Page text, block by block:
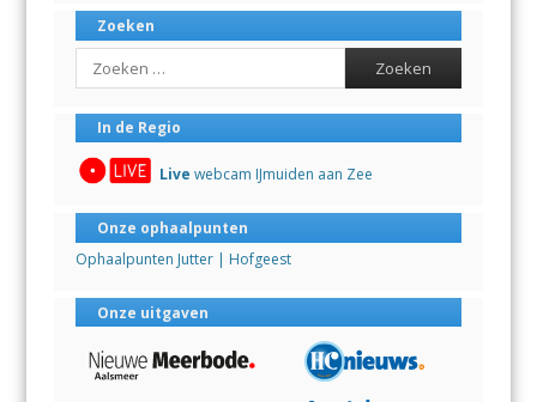
Zoeken
Search
In de Regio
Live webcam IJmuiden aan Zee
Onze ophaalpunten
Ophaalpunten Jutter | Hofgeest
Onze uitgaven